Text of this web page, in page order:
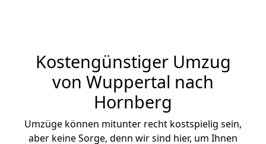
Kostengünstiger Umzug
von Wuppertal nach
Hornberg
Umzüge können mitunter recht kostspielig sein,
aber keine Sorge, denn wir sind hier, um Ihnen